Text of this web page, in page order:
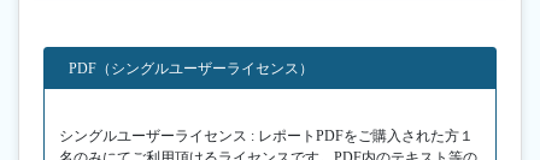
PDF（シングルユーザーライセンス）
シングルユーザーライセンス : レポートPDFをご購入された方１